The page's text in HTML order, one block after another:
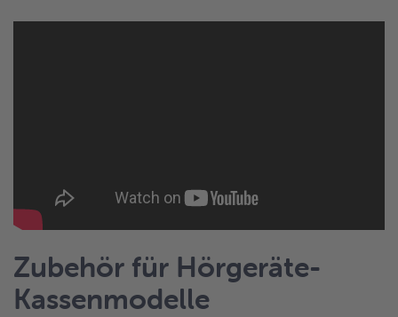
Zubehör für Hörgeräte-
Kassenmodelle